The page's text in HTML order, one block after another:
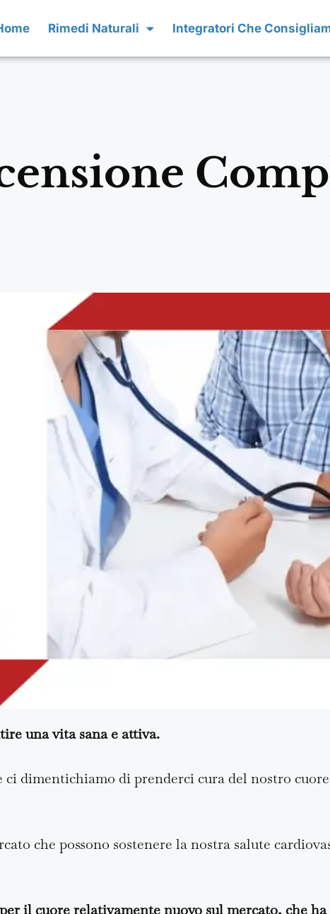
Rimedi Naturali Integratori Che
una vita sana e attiva.
dimentichiamo di prenderci cura del nostro
che possono sostenere la nostra salute
il cuore relativamente nuovo sul mercato, che